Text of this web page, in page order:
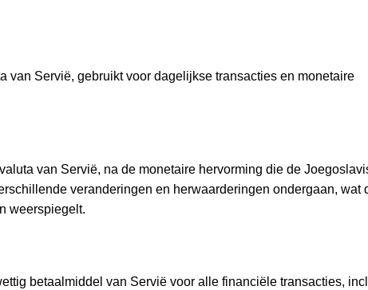
van Servië, gebruikt voor dagelijkse transacties en monetaire
van Servië, na de monetaire hervorming die de
veranderingen en herwaarderingen ondergaan, wat
weerspiegelt.
betaalmiddel van Servië voor alle financiële transacties,